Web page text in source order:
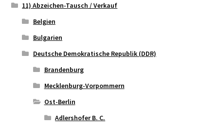
11) Abzeichen-Tausch / Verkauf
Belgien
Bulgarien
Deutsche Demokratische Republik (DDR)
Brandenburg
Mecklenburg-Vorpommern
Ost-Berlin
Adlershofer B. C.